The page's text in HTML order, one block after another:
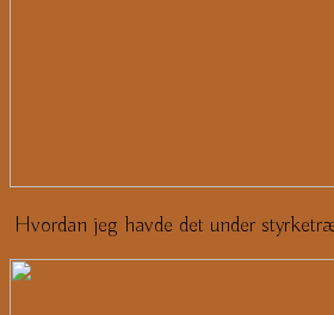
Hvordan jeg havde det under